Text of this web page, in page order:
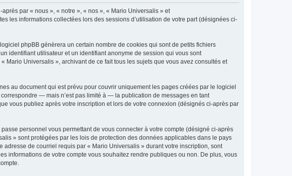
par « nous », « notre », « nos », « Mario Universalis » et
les informations collectées lors des sessions d’utilisation de votre part (désignées ci-
phpBB génèrera un certain nombre de cookies qui sont de petits fichiers
identifiant utilisateur et un identifiant anonyme de session qui vous sont
Universalis », archivant de ce fait tous les sujets que vous avez consultés et
au document qui est prévu pour couvrir uniquement les pages créées par le logiciel
— mais n’est pas limité à — la publication de messages en tant
vous publiez après votre inscription et lors de votre connexion (désignés ci-après par
personnel vous permettant de vous connecter à votre compte (désigné ci-après
» sont protégées par les lois de protection des données applicables dans le pays
adresse de courriel requis par « Mario Universalis » durant votre inscription, sont
informations de votre compte vous souhaitez rendre publiques ou non. De plus, vous